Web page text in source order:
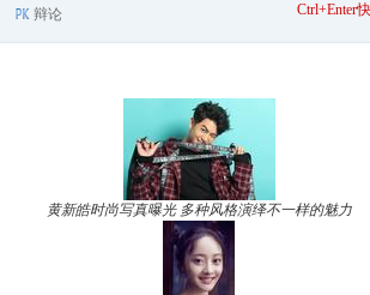
辩论 Ctrl+Enter
黄新皓时尚写真曝光 多种风格演绎不一样的魅力